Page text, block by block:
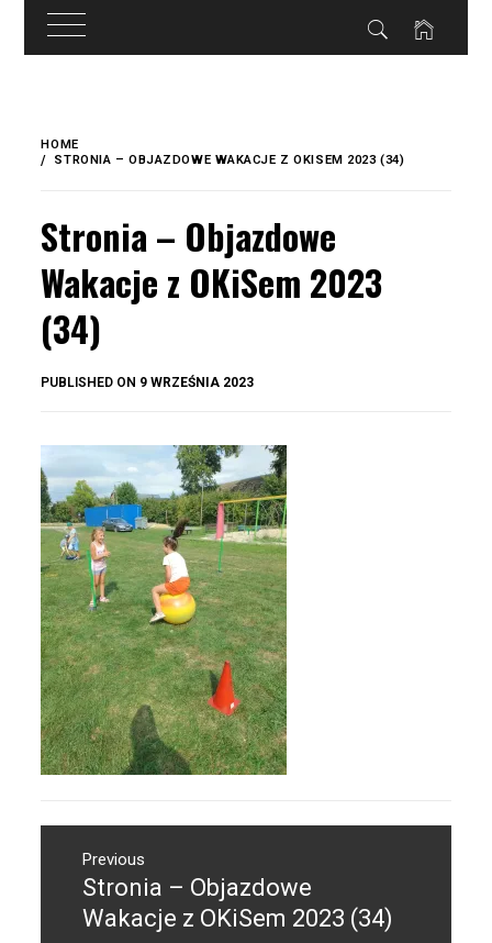
treści
content
HOME
STRONIA – OBJAZDOWE WAKACJE Z OKISEM 2023 (34)
Stronia – Objazdowe
Wakacje z OKiSem 2023
(34)
PUBLISHED ON 9 WRZEŚNIA 2023
wpisuPrevious
Previous
post:
Stronia – Objazdowe
Wakacje z OKiSem 2023 (34)